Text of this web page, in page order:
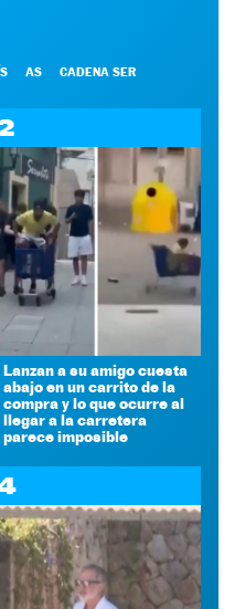
AS CADENA SER
Lanzan a su amigo cuesta
abajo en un carrito de la
compra y lo que ocurre al
llegar a la carretera
parece imposible